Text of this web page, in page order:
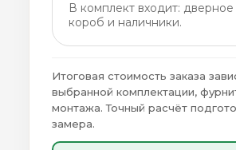
В комплект входит:
короб и наличники.
Итоговая стоимость заказа
выбранной комплектации,
монтажа. Точный расчёт
замера.